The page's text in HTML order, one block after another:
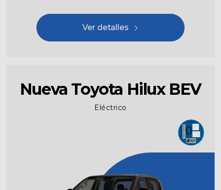
Ver detalles
Nueva Toyota Hilux BEV
Eléctrico